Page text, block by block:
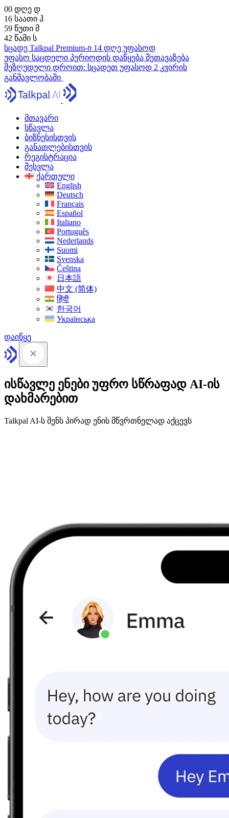
00 დღე დ
16 საათი ჰ
59 წუთი მ
41 წამი ს
სცადე Talkpal Premium-ი 14 დღე უფასოდ
უფასო საცდელი პერიოდის დაწყება შეთავაზება
შეზღუდული დროით: სცადეთ უფასოდ 2 კვირის
განმავლობაში
მთავარი
სწავლა
ბიზნესისთვის
განათლებისთვის
რეგისტრაცია
შესვლა
ქართული
English
Deutsch
Français
Español
Italiano
Português
Nederlands
Suomi
Svenska
Čeština
日本語
中文 (简体)
हिंदी
한국어
Українська
დაიწყე
ისწავლე ენები უფრო სწრაფად AI-ის
დახმარებით
Talkpal AI-ს შენს პირად ენის მწვრთნელად აქცევს